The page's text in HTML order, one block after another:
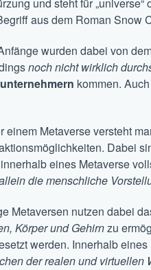
und steht für
aus dem Roman Snow
wurden dabei von
noch nicht wirklich
kommen.
einem Metaverse versteht
Dabei
eines Metaverse
die menschliche
Metaversen nutzen dabei
Körper und Gehirnzu
werden. Innerhalb
der realen und virtuellen